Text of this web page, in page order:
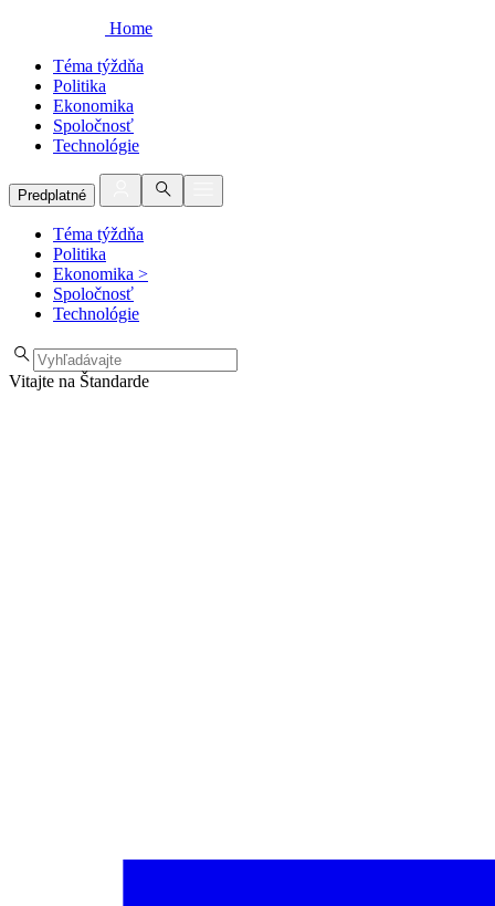
Home
Téma týždňa
Politika
Ekonomika
Spoločnosť
Technológie
Predplatné
Téma týždňa
Politika
Ekonomika >
Spoločnosť
Technológie
Vitajte na Štandarde